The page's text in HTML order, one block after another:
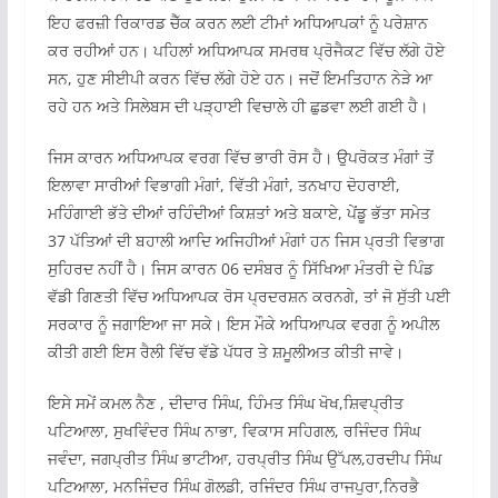
ਇਹ ਫਰਜ਼ੀ ਰਿਕਾਰਡ ਚੈੱਕ ਕਰਨ ਲਈ ਟੀਮਾਂ ਅਧਿਆਪਕਾਂ ਨੂੰ ਪਰੇਸ਼ਾਨ
ਕਰ ਰਹੀਆਂ ਹਨ। ਪਹਿਲਾਂ ਅਧਿਆਪਕ ਸਮਰਥ ਪ੍ਰੋਜੈਕਟ ਵਿੱਚ ਲੱਗੇ ਹੋਏ
ਸਨ, ਹੁਣ ਸੀਈਪੀ ਕਰਨ ਵਿੱਚ ਲੱਗੇ ਹੋਏ ਹਨ। ਜਦੋਂ ਇਮਤਿਹਾਨ ਨੇੜੇ ਆ
ਰਹੇ ਹਨ ਅਤੇ ਸਿਲੇਬਸ ਦੀ ਪੜ੍ਹਾਈ ਵਿਚਾਲੇ ਹੀ ਛੁਡਵਾ ਲਈ ਗਈ ਹੈ।
ਜਿਸ ਕਾਰਨ ਅਧਿਆਪਕ ਵਰਗ ਵਿੱਚ ਭਾਰੀ ਰੋਸ ਹੈ। ਉਪਰੋਕਤ ਮੰਗਾਂ ਤੋਂ
ਇਲਾਵਾ ਸਾਰੀਆਂ ਵਿਭਾਗੀ ਮੰਗਾਂ, ਵਿੱਤੀ ਮੰਗਾਂ, ਤਨਖਾਹ ਦੋਹਰਾਈ,
ਮਹਿੰਗਾਈ ਭੱਤੇ ਦੀਆਂ ਰਹਿੰਦੀਆਂ ਕਿਸ਼ਤਾਂ ਅਤੇ ਬਕਾਏ, ਪੇਂਡੂ ਭੱਤਾ ਸਮੇਤ
37 ਪੱਤਿਆਂ ਦੀ ਬਹਾਲੀ ਆਦਿ ਅਜਿਹੀਆਂ ਮੰਗਾਂ ਹਨ ਜਿਸ ਪ੍ਰਤੀ ਵਿਭਾਗ
ਸੁਹਿਰਦ ਨਹੀਂ ਹੈ। ਜਿਸ ਕਾਰਨ 06 ਦਸੰਬਰ ਨੂੰ ਸਿੱਖਿਆ ਮੰਤਰੀ ਦੇ ਪਿੰਡ
ਵੱਡੀ ਗਿਣਤੀ ਵਿੱਚ ਅਧਿਆਪਕ ਰੋਸ ਪ੍ਰਦਰਸ਼ਨ ਕਰਨਗੇ, ਤਾਂ ਜੋ ਸੁੱਤੀ ਪਈ
ਸਰਕਾਰ ਨੂੰ ਜਗਾਇਆ ਜਾ ਸਕੇ। ਇਸ ਮੌਕੇ ਅਧਿਆਪਕ ਵਰਗ ਨੂੰ ਅਪੀਲ
ਕੀਤੀ ਗਈ ਇਸ ਰੈਲੀ ਵਿੱਚ ਵੱਡੇ ਪੱਧਰ ਤੇ ਸ਼ਮੂਲੀਅਤ ਕੀਤੀ ਜਾਵੇ।
ਇਸੇ ਸਮੇਂ ਕਮਲ ਨੈਣ , ਦੀਦਾਰ ਸਿੰਘ, ਹਿੰਮਤ ਸਿੰਘ ਖੋਖ,ਸ਼ਿਵਪ੍ਰੀਤ
ਪਟਿਆਲਾ, ਸੁਖਵਿੰਦਰ ਸਿੰਘ ਨਾਭਾ, ਵਿਕਾਸ ਸਹਿਗਲ, ਰਜਿੰਦਰ ਸਿੰਘ
ਜਵੰਦਾ, ਜਗਪ੍ਰੀਤ ਸਿੰਘ ਭਾਟੀਆ, ਹਰਪ੍ਰੀਤ ਸਿੰਘ ਉੱਪਲ,ਹਰਦੀਪ ਸਿੰਘ
ਪਟਿਆਲਾ, ਮਨਜਿੰਦਰ ਸਿੰਘ ਗੋਲਡੀ, ਰਜਿੰਦਰ ਸਿੰਘ ਰਾਜਪੁਰਾ,ਨਿਰਭੈ